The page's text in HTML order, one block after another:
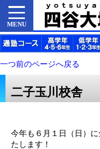
MENU
一つ前のページへ戻る
二子玉川校舎
今年も６月１日（日）
たします！